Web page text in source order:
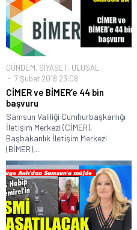
GÜNDEM, SİYASET, ULUSAL
7 Şubat 2018 23:08
CİMER ve BİMER’e 44 bin
başvuru
Samsun Valiliği Cumhurbaşkanlığı
İletişim Merkezi (CİMER),
Başbakanlık İletişim Merkezi
(BİMER),...